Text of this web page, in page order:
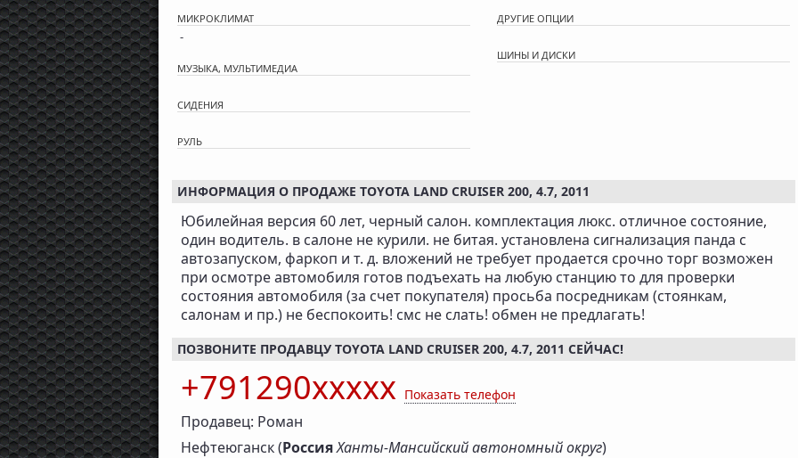
МИКРОКЛИМАТ
-
МУЗЫКА, МУЛЬТИМЕДИА
СИДЕНИЯ
РУЛЬ
ДРУГИЕ ОПЦИИ
ШИНЫ И ДИСКИ
ИНФОРМАЦИЯ О ПРОДАЖЕ TOYOTA LAND CRUISER 200, 4.7, 2011
Юбилейная версия 60 лет, черный салон. комплектация люкс. отличное состояние,
один водитель. в салоне не курили. не битая. установлена сигнализация панда с
автозапуском, фаркоп и т. д. вложений не требует продается срочно торг возможен
при осмотре автомобиля готов подъехать на любую станцию то для проверки
состояния автомобиля (за счет покупателя) просьба посредникам (стоянкам,
салонам и пр.) не беспокоить! смс не слать! обмен не предлагать!
ПОЗВОНИТЕ ПРОДАВЦУ TOYOTA LAND CRUISER 200, 4.7, 2011 СЕЙЧАС!
+791290xxxxx Показать телефон
Продавец: Роман
Нефтеюганск (РоссияХанты-Мансийский автономный округ)